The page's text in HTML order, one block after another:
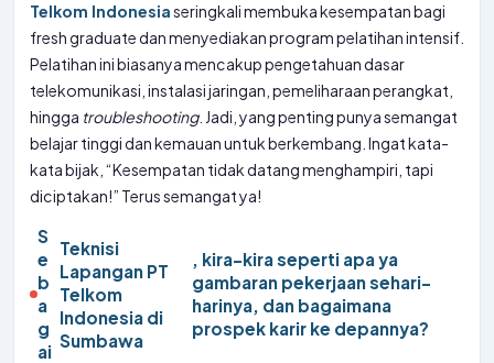
Telkom Indonesiaseringkali membuka kesempatan bagi
fresh graduate dan menyediakan program pelatihan intensif.
Pelatihan ini biasanya mencakup pengetahuan dasar
telekomunikasi, instalasi jaringan, pemeliharaan perangkat,
hingga troubleshooting. Jadi, yang penting punya semangat
belajar tinggi dan kemauan untuk berkembang. Ingat kata-
kata bijak, “Kesempatan tidak datang menghampiri, tapi
diciptakan!” Terus semangat ya!
S
e
b
a
g
ai
Teknisi
Lapangan PT
Telkom
Indonesia di
Sumbawa
, kira-kira seperti apa ya
gambaran pekerjaan sehari-
harinya, dan bagaimana
prospek karir ke depannya?